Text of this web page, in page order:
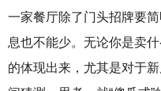
一家餐厅除了门头招牌要
息也不能少。无论你是卖
的体现出来，尤其是对于